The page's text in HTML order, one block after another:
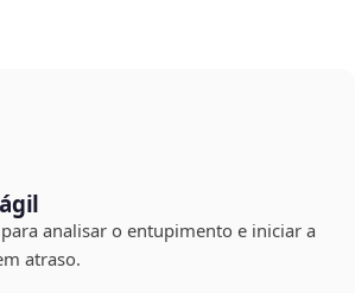
analisar o entupimento e iniciar a
atraso.